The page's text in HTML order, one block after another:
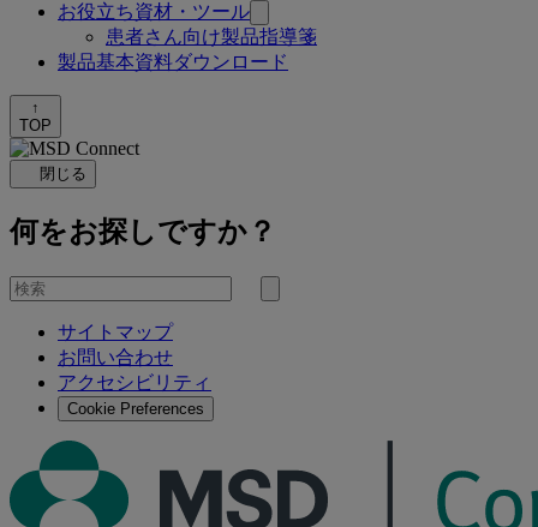
お役立ち資材・ツール
患者さん向け製品指導箋
製品基本資料ダウンロード
↑
TOP
閉じる
何をお探しですか？
を
検
サイトマップ
お問い合わせ
アクセシビリティ
Cookie Preferences